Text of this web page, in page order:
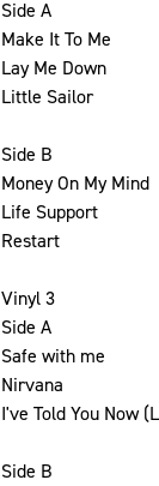
Side A
Make It To Me
Lay Me Down
Little Sailor
Side B
Money On My Mind
Life Support
Restart
Vinyl 3
Side A
Safe with me
Nirvana
I've Told You Now
Side B